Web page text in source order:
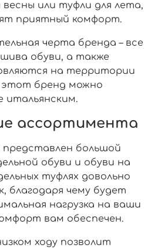
весны или туфли для лета,
приятный комфорт.
черта бренда – все
обуви, а также
на территории
бренд можно
итальянским.
ассортимента
большой
обуви и обуви на
туфлях довольно
благодаря чему будет
нагрузка на ваши
вам обеспечен.
ходу позволит